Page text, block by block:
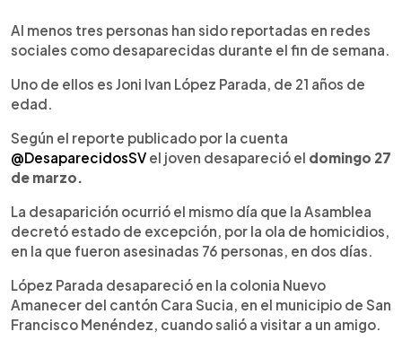
Escuchar artículo
Al menos tres personas han sido reportadas en redes
sociales como desaparecidas durante el fin de semana.
Uno de ellos es Joni Ivan López Parada, de 21 años de
edad.
Según el reporte publicado por la cuenta
@DesaparecidosSV el joven desapareció el domingo 27
de marzo.
La desaparición ocurrió el mismo día que la Asamblea
decretó estado de excepción, por la ola de homicidios,
en la que fueron asesinadas 76 personas, en dos días.
López Parada desapareció en la colonia Nuevo
Amanecer del cantón Cara Sucia, en el municipio de San
Francisco Menéndez, cuando salió a visitar a un amigo.